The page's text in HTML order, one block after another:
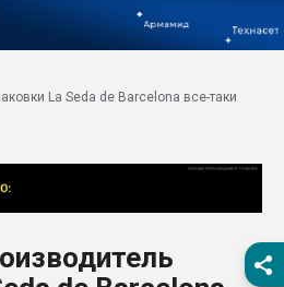
Продажа готового
производство SPC
29.07.2026 ФРП помог
Помощь в подборе
Вакуум-формовочные
Подмосковье, Москва
La Seda de Barcelona все-таки